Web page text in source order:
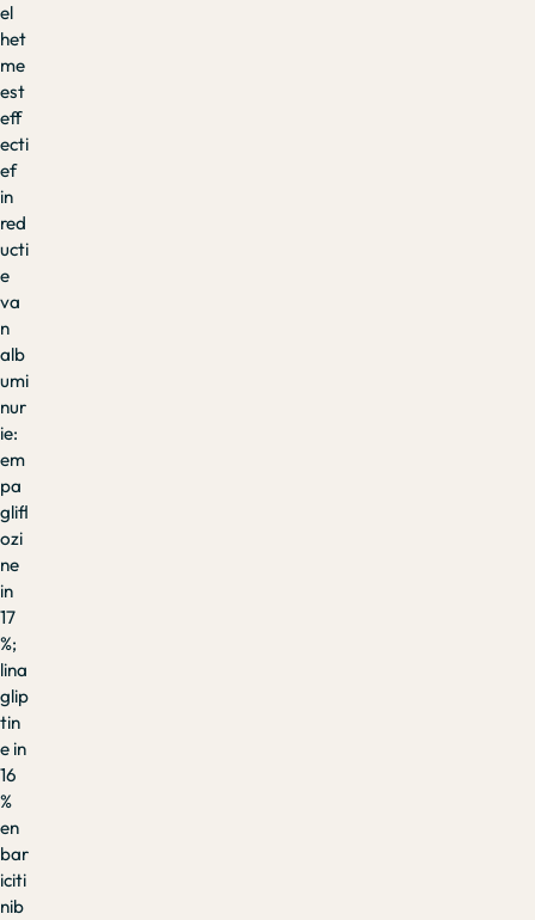
el
het
me
est
eff
ecti
ef
in
red
ucti
e
va
n
alb
umi
nur
ie:
em
pa
glifl
ozi
ne
in
17
%;
lina
glip
tin
e in
16
%
en
bar
iciti
nib